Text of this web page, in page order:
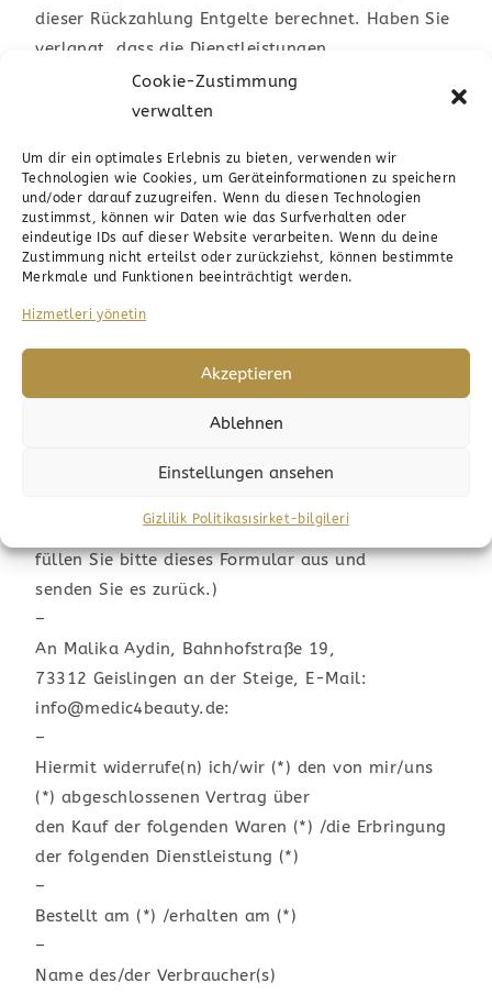
Cookie-Zustimmung
verwalten
Um dir ein optimales Erlebnis zu bieten, verwenden wir
Technologien wie Cookies, um Geräteinformationen zu speichern
und/oder darauf zuzugreifen. Wenn du diesen Technologien
zustimmst, können wir Daten wie das Surfverhalten oder
eindeutige IDs auf dieser Website verarbeiten. Wenn du deine
Zustimmung nicht erteilst oder zurückziehst, können bestimmte
Merkmale und Funktionen beeinträchtigt werden.
Hizmetleri yönetin
Akzeptieren
Ablehnen
Einstellungen ansehen
Gizlilik Politikasısirket-bilgileri
dieser Rückzahlung Entgelte berechnet. Haben Sie
verlangt, dass die Dienstleistungen
während der Widerrufsfrist beginnen soll, so
haben Sie uns einen angemessenen Betrag zu
zu dem Sie uns von der Ausübung des
Widerrufsrechts hinsichtlich dieses Vertrags
unterrichten, bereits erbrachten Dienstleistungen
im Vergleich zum Gesamtumfang der im Vertrag
vorgesehenen Dienstleistungen entspricht.
der Anbieter nach der gesetzlichen Regelung
wie folgt:
(Wenn Sie den Vertrag widerrufen wollen, dann
füllen Sie bitte dieses Formular aus und
senden Sie es zurück.)
–
An Malika Aydin, Bahnhofstraße 19,
73312 Geislingen an der Steige, E-Mail:
info@medic4beauty.de:
–
Hiermit widerrufe(n) ich/wir (*) den von mir/uns
(*) abgeschlossenen Vertrag über
den Kauf der folgenden Waren (*) /die Erbringung
der folgenden Dienstleistung (*)
–
Bestellt am (*) /erhalten am (*)
–
Name des/der Verbraucher(s)